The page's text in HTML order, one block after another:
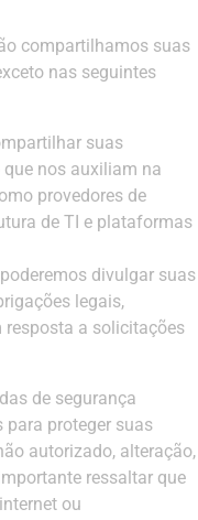
compartilhamos suas
nas seguintes
suas
nos auxiliam na
provedores de
de TI e plataformas
divulgar suas
legais,
resposta a solicitações
de segurança
proteger suas
autorizado, alteração,
ressaltar que
ou